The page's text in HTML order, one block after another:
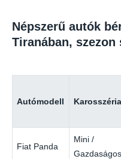
Népszerű autók
Tiranában, szezon
Autómodell
Fiat Panda
Mini /
Gazdaságos